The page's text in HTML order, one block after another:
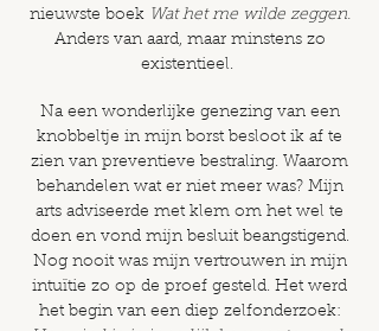
nieuwste boek Wat het me wilde zeggen.
Anders van aard, maar minstens zo
existentieel.
Na een wonderlijke genezing van een
knobbeltje in mijn borst besloot ik af te
zien van preventieve bestraling. Waarom
behandelen wat er niet meer was? Mijn
arts adviseerde met klem om het wel te
doen en vond mijn besluit beangstigend.
Nog nooit was mijn vertrouwen in mijn
intuïtie zo op de proef gesteld. Het werd
het begin van een diep zelfonderzoek: